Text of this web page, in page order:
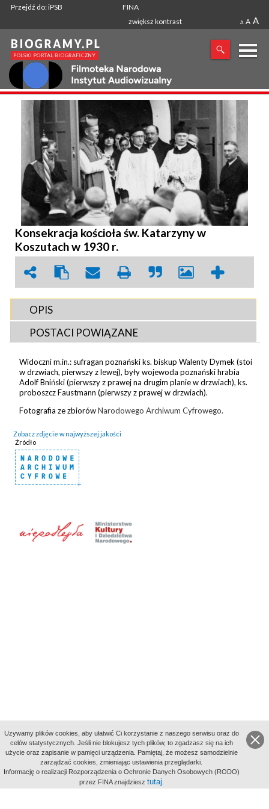
Przejdź do: iPSB
FINA
zwiększ kontrast
A A A
X
SZUKANA FRAZA
Konsekracja kościoła św. Katarzyny w
Koszutach w 1930 r.
OPIS
POSTACI POWIĄZANE
Widoczni m.in.: sufragan poznański ks. biskup Walenty Dymek (stoi
w drzwiach, pierwszy z lewej), były wojewoda poznański hrabia
Adolf Bniński (pierwszy z prawej na drugim planie w drzwiach), ks.
proboszcz Faustmann (pierwszy z prawej w drzwiach).
Fotografia ze zbiorówNarodowego Archiwum Cyfrowego.
Zobacz zdjęcie w najwyższej jakości
Źródło
aktywności
Uzywamy plików cookies, aby ułatwić Ci korzystanie z naszego serwisu oraz do
celów statystycznych. Jeśli nie blokujesz tych plików, to zgadzasz się na ich
użycie oraz zapisanie w pamięci urządzenia. Pamiętaj, że możesz samodzielnie
zarządzać cookies, zmieniając ustawienia przeglądarki.
Informację o realizacji Rozporządzenia o Ochronie Danych Osobowych (RODO)
przez FINA znajdziesz tutaj